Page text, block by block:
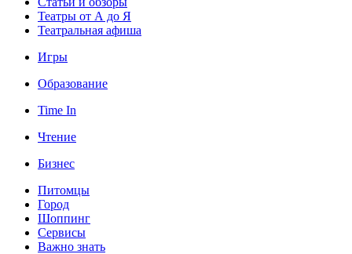
Театры от А до Я
Театральная афиша
Игры
Образование
Time In
Чтение
Бизнес
Питомцы
Город
Шоппинг
Сервисы
Важно знать